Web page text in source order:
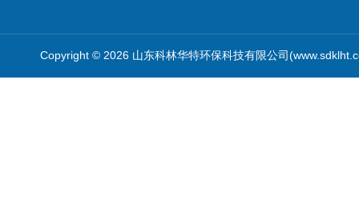
Copyright © 2026 山东科林华特环保科技有限公司